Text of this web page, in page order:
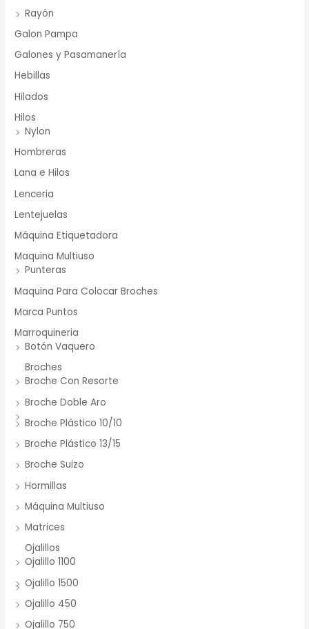
Rayón
Galon Pampa
Galones y Pasamanería
Hebillas
Hilados
Hilos
Nylon
Hombreras
Lana e Hilos
Lenceria
Lentejuelas
Máquina Etiquetadora
Maquina Multiuso
Punteras
Maquina Para Colocar Broches
Marca Puntos
Marroquineria
Botón Vaquero
Broches
Broche Con Resorte
Broche Doble Aro
Broche Plástico 10/10
Broche Plástico 13/15
Broche Suizo
Hormillas
Máquina Multiuso
Matrices
Ojalillos
Ojalillo 1100
Ojalillo 1500
Ojalillo 450
Ojalillo 750